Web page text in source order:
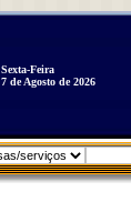
Sexta-Feira
7 de Agosto de 2026